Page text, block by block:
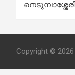
Copyright © 2026